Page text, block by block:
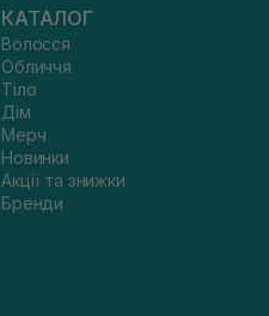
КАТАЛОГ
Волосся
Обличчя
Тіло
Дім
Мерч
Новинки
Акції та знижки
Бренди